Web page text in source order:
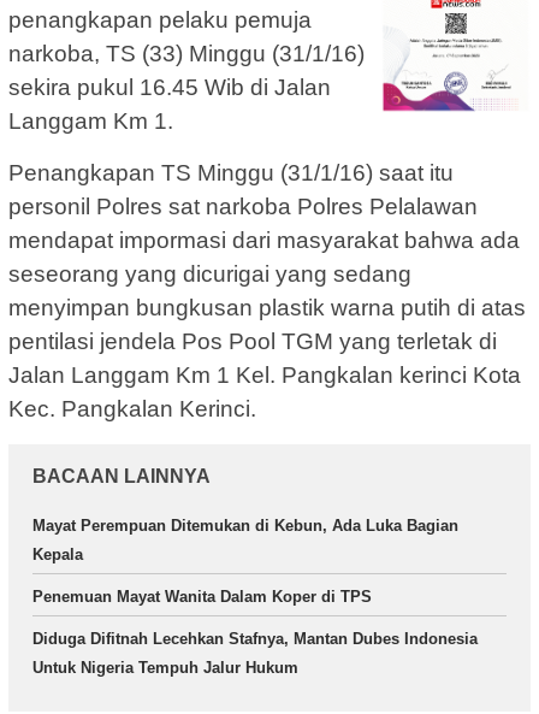
penangkapan pelaku pemuja
narkoba, TS (33) Minggu (31/1/16)
sekira pukul 16.45 Wib di Jalan
Langgam Km 1.
Penangkapan TS Minggu (31/1/16) saat itu
personil Polres sat narkoba Polres Pelalawan
mendapat impormasi dari masyarakat bahwa ada
seseorang yang dicurigai yang sedang
menyimpan bungkusan plastik warna putih di atas
pentilasi jendela Pos Pool TGM yang terletak di
Jalan Langgam Km 1 Kel. Pangkalan kerinci Kota
Kec. Pangkalan Kerinci.
BACAAN LAINNYA
Mayat Perempuan Ditemukan di Kebun, Ada Luka Bagian
Kepala
Penemuan Mayat Wanita Dalam Koper di TPS
Diduga Difitnah Lecehkan Stafnya, Mantan Dubes Indonesia
Untuk Nigeria Tempuh Jalur Hukum